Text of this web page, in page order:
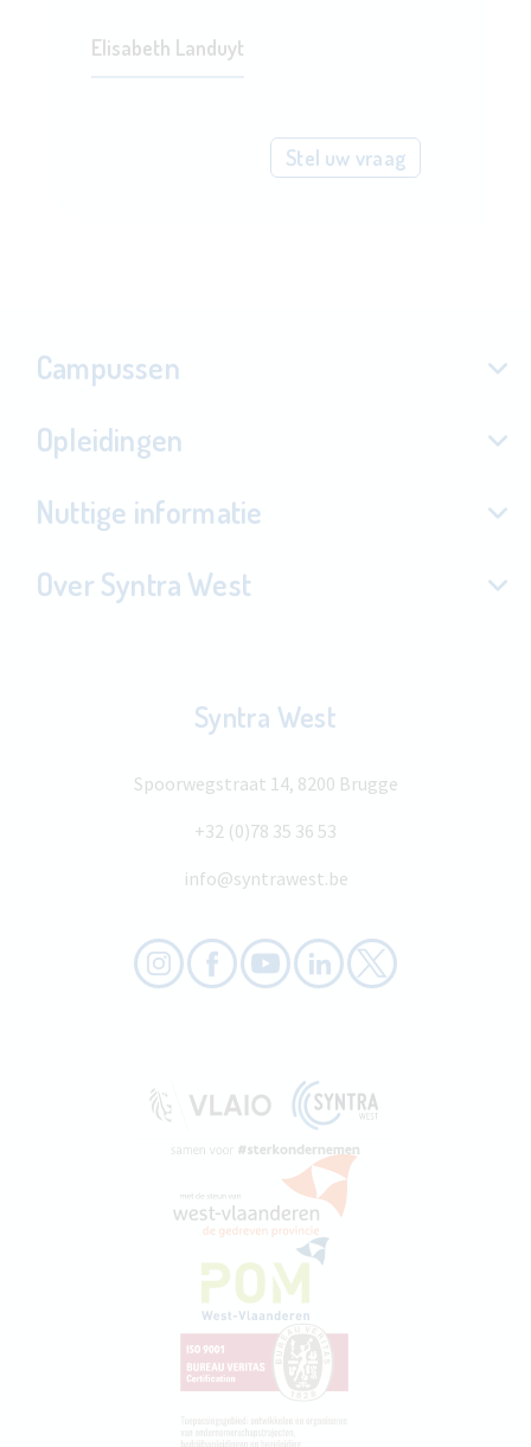
Elisabeth Landuyt
Stel uw vraag
Campussen
Opleidingen
Nuttige informatie
Over Syntra West
Syntra West
Spoorwegstraat 14, 8200 Brugge
+32 (0)78 35 36 53
info@syntrawest.be